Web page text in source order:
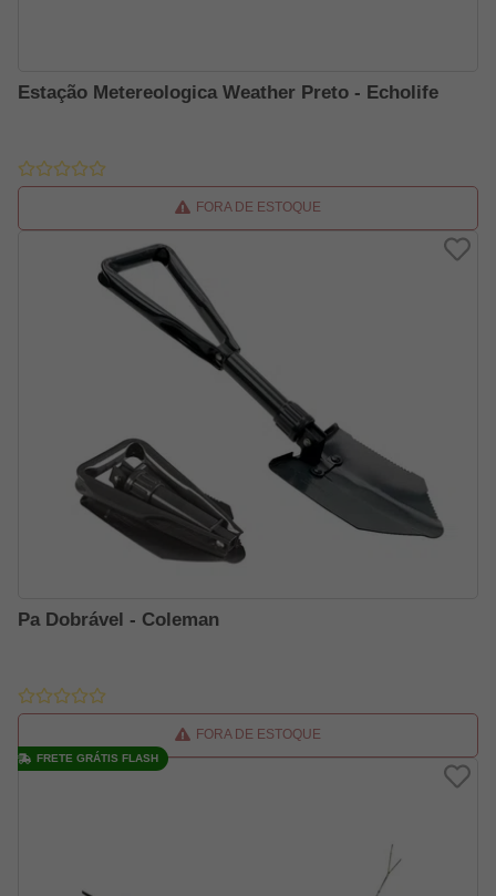
Estação Metereologica Weather Preto - Echolife
FORA DE ESTOQUE
Pa Dobrável - Coleman
FORA DE ESTOQUE
FRETE GRÁTIS FLASH